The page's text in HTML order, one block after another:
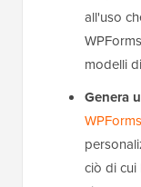
all'uso
modelli
Genera
ciò di